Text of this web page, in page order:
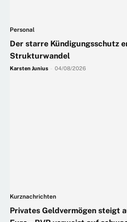
Personal
Der starre Kündigungsschutz
Strukturwandel
Karsten Junius 04/08/2026
Kurznachrichten
Privates Geldvermögen steigt